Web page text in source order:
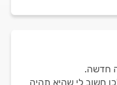
חדשה.
חשוב לי שהיא תהיה